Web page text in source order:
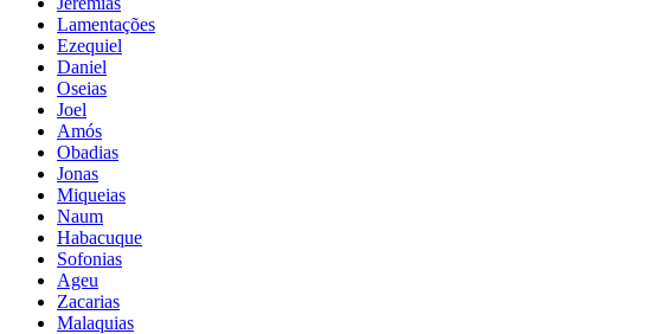
Lamentações
Ezequiel
Daniel
Oseias
Joel
Amós
Obadias
Jonas
Miqueias
Naum
Habacuque
Sofonias
Ageu
Zacarias
Malaquias